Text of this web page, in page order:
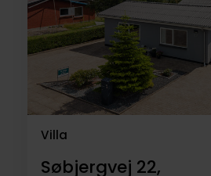
Villa
Søbjergvej 22,